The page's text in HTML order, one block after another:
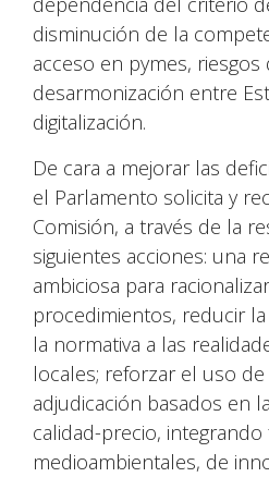
disminución de la
acceso en pymes,
desarmonización entre
digitalización.
De cara a mejorar las
el Parlamento solicita y
Comisión, a través de la
siguientes acciones: una
ambiciosa para
procedimientos, reducir
la normativa a las
locales; reforzar el uso
adjudicación basados en
calidad-precio,
medioambientales, de